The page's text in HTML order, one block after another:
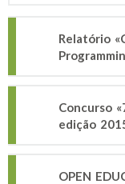
Relatório
Concurso
edição
OPEN